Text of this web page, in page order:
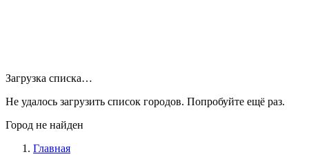
Загрузка списка…
Не удалось загрузить список городов. Попробуйте ещё раз.
Город не найден
Главная